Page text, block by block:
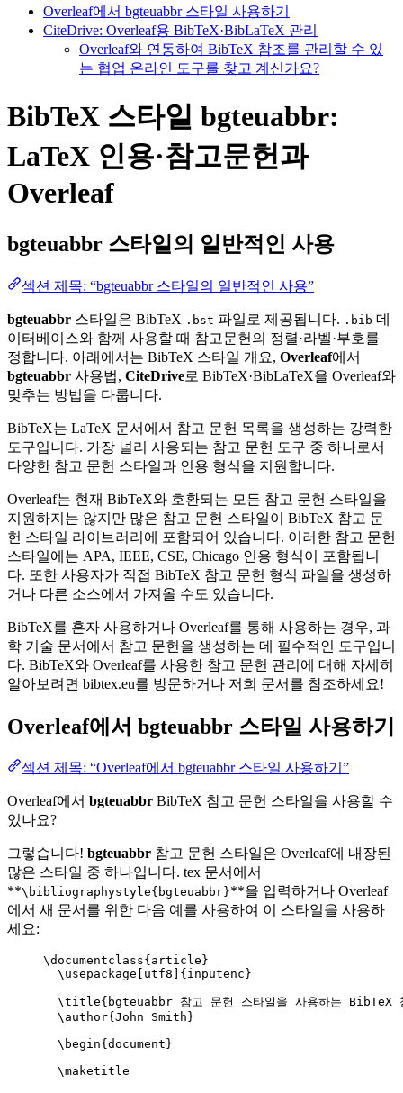
Overleaf에서 bgteuabbr 스타일 사용하기
CiteDrive: Overleaf용 BibTeX·BibLaTeX 관리
Overleaf와 연동하여 BibTeX 참조를 관리할 수 있
는 협업 온라인 도구를 찾고 계신가요?
BibTeX 스타일 bgteuabbr:
LaTeX 인용·참고문헌과
Overleaf
bgteuabbr 스타일의 일반적인 사용
섹션 제목: “bgteuabbr 스타일의 일반적인 사용”
bgteuabbr 스타일은 BibTeX .bst 파일로 제공됩니다. .bib 데
이터베이스와 함께 사용할 때 참고문헌의 정렬·라벨·부호를
정합니다. 아래에서는 BibTeX 스타일 개요, Overleaf에서
bgteuabbr 사용법, CiteDrive로 BibTeX·BibLaTeX을 Overleaf와
맞추는 방법을 다룹니다.
BibTeX는 LaTeX 문서에서 참고 문헌 목록을 생성하는 강력한
도구입니다. 가장 널리 사용되는 참고 문헌 도구 중 하나로서
다양한 참고 문헌 스타일과 인용 형식을 지원합니다.
Overleaf는 현재 BibTeX와 호환되는 모든 참고 문헌 스타일을
지원하지는 않지만 많은 참고 문헌 스타일이 BibTeX 참고 문
헌 스타일 라이브러리에 포함되어 있습니다. 이러한 참고 문헌
스타일에는 APA, IEEE, CSE, Chicago 인용 형식이 포함됩니
다. 또한 사용자가 직접 BibTeX 참고 문헌 형식 파일을 생성하
거나 다른 소스에서 가져올 수도 있습니다.
BibTeX를 혼자 사용하거나 Overleaf를 통해 사용하는 경우, 과
학 기술 문서에서 참고 문헌을 생성하는 데 필수적인 도구입니
다. BibTeX와 Overleaf를 사용한 참고 문헌 관리에 대해 자세히
알아보려면 bibtex.eu를 방문하거나 저희 문서를 참조하세요!
Overleaf에서 bgteuabbr 스타일 사용하기
섹션 제목: “Overleaf에서 bgteuabbr 스타일 사용하기”
Overleaf에서 bgteuabbr BibTeX 참고 문헌 스타일을 사용할 수
있나요?
그렇습니다! bgteuabbr 참고 문헌 스타일은 Overleaf에 내장된
많은 스타일 중 하나입니다. tex 문서에서
**\bibliographystyle{bgteuabbr}**을 입력하거나 Overleaf
에서 새 문서를 위한 다음 예를 사용하여 이 스타일을 사용하
세요:
\documentclass{ article }
\usepackage
utf8 ]{ inputenc }
\title{bgteuabbr 참고 문헌 스타일을 사용하는 BibTeX
\author{John Smith}
\begin{ document }
\maketitle